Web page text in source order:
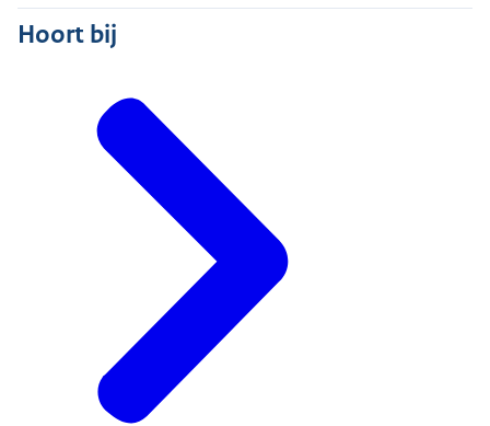
Hoort bij